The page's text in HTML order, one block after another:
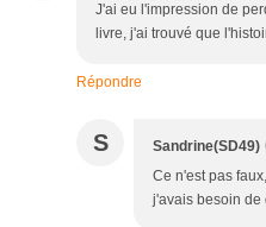
J'ai eu l'impression de
livre, j'ai trouvé que
Répondre
S Sandrine(SD49)
Ce n'est pas
j'avais besoin de